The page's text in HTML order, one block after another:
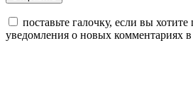
поставьте галочку, если вы
уведомления о новых комментариях в